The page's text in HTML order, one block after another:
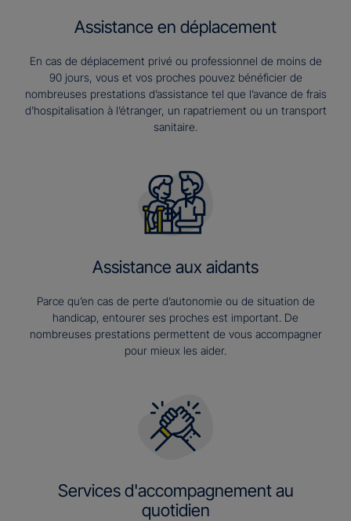
Assistance en déplacement
En cas de déplacement privé ou professionnel de moins de
90 jours, vous et vos proches pouvez bénéficier de
nombreuses prestations d’assistance tel que l’avance de frais
d’hospitalisation à l’étranger, un rapatriement ou un transport
sanitaire.
Assistance aux aidants
Parce qu’en cas de perte d’autonomie ou de situation de
handicap, entourer ses proches est important. De
nombreuses prestations permettent de vous accompagner
pour mieux les aider.
Services d'accompagnement au
quotidien